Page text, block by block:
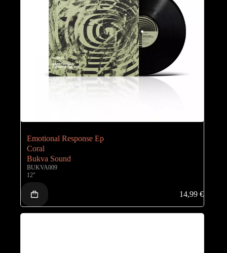
Emotional Response Ep
Coral
Bukva Sound
BUKVA009
12"
14,99€